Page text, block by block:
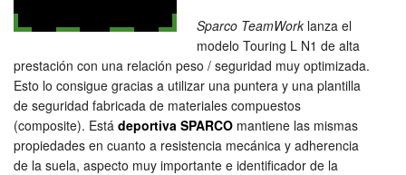
Sparco TeamWork lanza el
modelo Touring L N1 de alta
prestación con una relación peso / seguridad muy optimizada.
Esto lo consigue gracias a utilizar una puntera y una plantilla
de seguridad fabricada de materiales compuestos
(composite). Está deportiva SPARCO mantiene las mismas
propiedades en cuanto a resistencia mecánica y adherencia
de la suela, aspecto muy importante e identificador de la